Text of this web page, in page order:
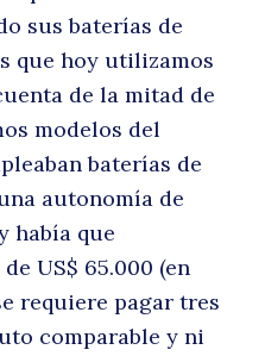
sus baterías de
que hoy utilizamos
de la mitad de
modelos del
baterías de
autonomía de
había que
US$ 65.000 (en
requiere pagar tres
comparable y ni